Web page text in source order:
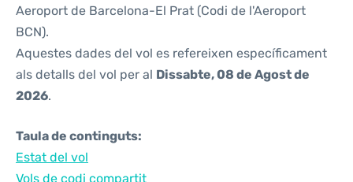
Aeroport de Barcelona-El Prat (Codi de l'Aeroport
BCN).
Aquestes dades del vol es refereixen específicament
als detalls del vol per al Dissabte, 08 de Agost de
2026.
Taula de continguts:
Estat del vol
Vols de codi compartit